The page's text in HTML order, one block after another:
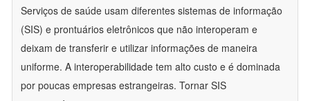
Serviços de saúde usam diferentes sistemas de informação
(SIS) e prontuários eletrônicos que não interoperam e
deixam de transferir e utilizar informações de maneira
uniforme. A interoperabilidade tem alto custo e é dominada
por poucas empresas estrangeiras. Tornar SIS